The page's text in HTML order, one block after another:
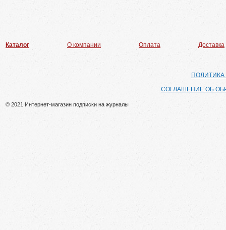
Каталог О компании Оплата Доставка
СОГЛАШЕНИЕ ОБ
© 2021 Интернет-магазин подписки на журналы